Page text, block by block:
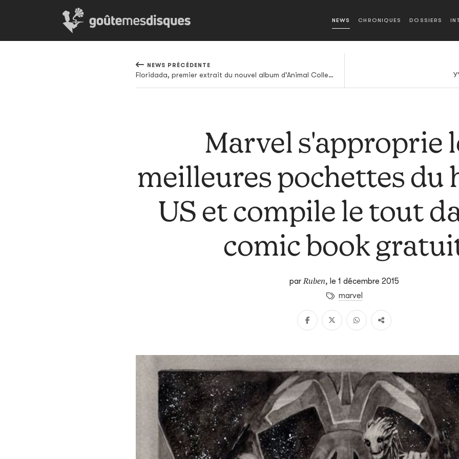
NEWS CHRONIQUES DOSSIERS
NEWS PRÉCÉDENTE
Floridada, premier extrait du nouvel album d'Animal Collective en écoute
Marvel s'approprie
meilleures pochettes du
US et compile le tout
comic book
parRuben, le 1 décembre 2015
marvel